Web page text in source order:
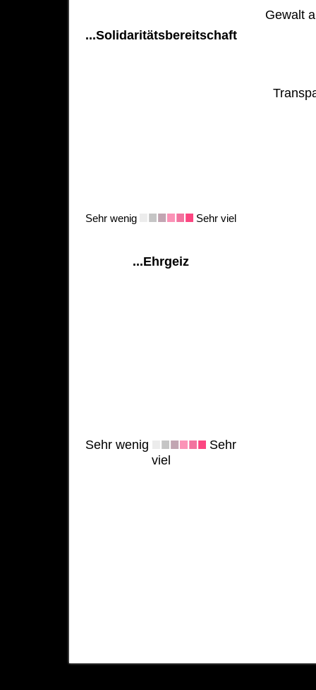
...Solidaritätsbereitschaft
Sehr wenig Sehr viel
...Ehrgeiz
Sehr wenig
Sehr
viel
Gewalt